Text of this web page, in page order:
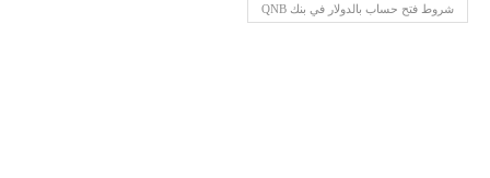
شروط فتح حساب بالدولار في بنك QNB